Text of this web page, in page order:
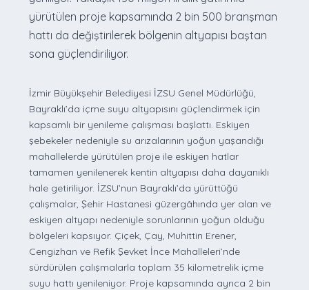
yürütülen proje kapsamında 2 bin 500 branşman
hattı da değiştirilerek bölgenin altyapısı baştan
sona güçlendiriliyor.
İzmir Büyükşehir Belediyesi İZSU Genel Müdürlüğü,
Bayraklı’da içme suyu altyapısını güçlendirmek için
kapsamlı bir yenileme çalışması başlattı. Eskiyen
şebekeler nedeniyle su arızalarının yoğun yaşandığı
mahallelerde yürütülen proje ile eskiyen hatlar
tamamen yenilenerek kentin altyapısı daha dayanıklı
hale getiriliyor. İZSU’nun Bayraklı’da yürüttüğü
çalışmalar, Şehir Hastanesi güzergâhında yer alan ve
eskiyen altyapı nedeniyle sorunlarının yoğun olduğu
bölgeleri kapsıyor. Çiçek, Çay, Muhittin Erener,
Cengizhan ve Refik Şevket İnce Mahalleleri’nde
sürdürülen çalışmalarla toplam 35 kilometrelik içme
suyu hattı yenileniyor. Proje kapsamında ayrıca 2 bin